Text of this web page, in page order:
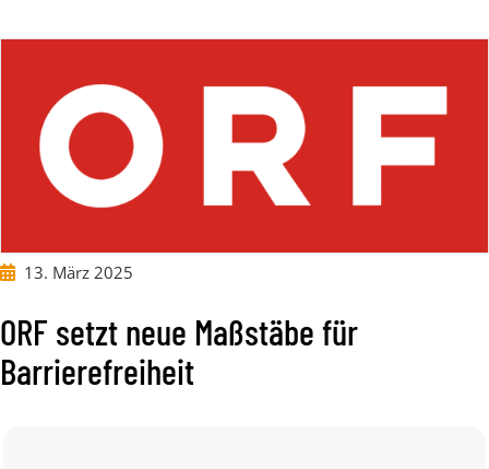
13. März 2025
ORF setzt neue Maßstäbe für
Barrierefreiheit